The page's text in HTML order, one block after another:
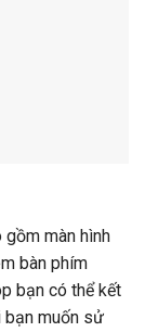
màn hình
bàn phím
bạn có thể kết
bạn muốn sử